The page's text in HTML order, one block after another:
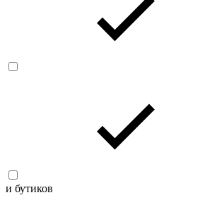
и бутиков